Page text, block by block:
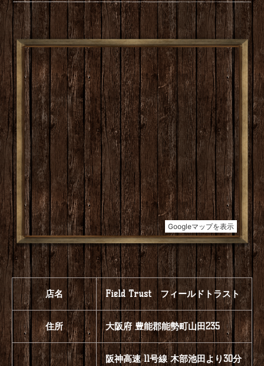
店名 Field Trust フィールドトラスト
住所 大阪府 豊能郡能勢町山田235
阪神高速 11号線 木部池田より30分